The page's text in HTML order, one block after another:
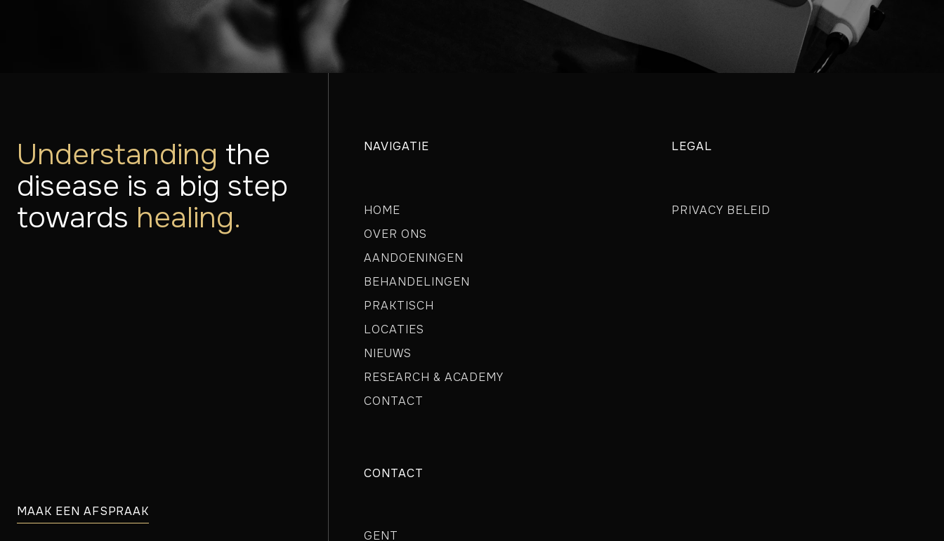
Understanding the
disease is a big step
towards healing.
MAAK EEN AFSPRAAK
NAVIGATIE
HOME
OVER ONS
AANDOENINGEN
BEHANDELINGEN
PRAKTISCH
LOCATIES
NIEUWS
RESEARCH & ACADEMY
CONTACT
LEGAL
PRIVACY BELEID
CONTACT
GENT